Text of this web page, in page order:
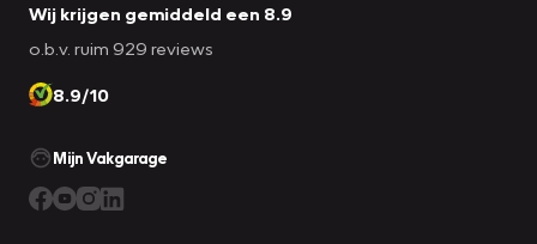
Wij krijgen gemiddeld een 8.9
o.b.v. ruim 929 reviews
8.9/10
Mijn Vakgarage